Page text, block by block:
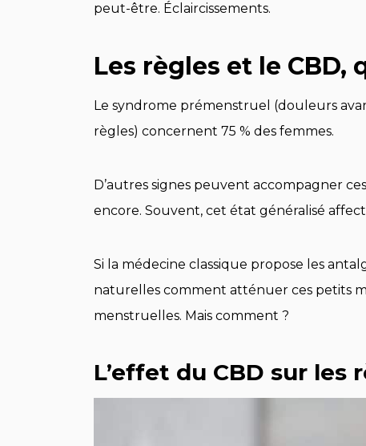
peut-être. Éclaircissements.
Les règles et le CBD,
Le syndrome prémenstruel (douleurs
règles) concernent 75 % des femmes.
D’autres signes peuvent accompagner
encore. Souvent, cet état généralisé
Si la médecine classique propose les
naturelles comment atténuer ces petits
menstruelles. Mais comment ?
L’effet du CBD sur les